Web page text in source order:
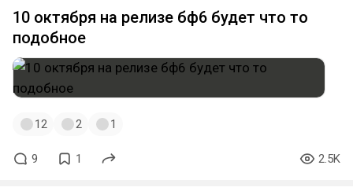
Steam из-за требования включить Secure Boot на ПК
10 октября на релизе бф6 будет что то
подобное
12 2 1
9 1 2.5K